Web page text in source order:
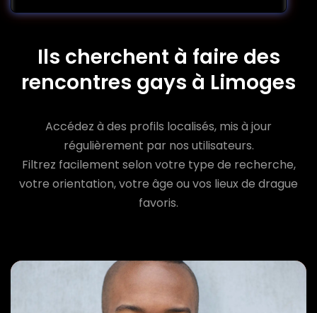
Ils cherchent à faire des
rencontres gays à Limoges
Accédez à des profils localisés, mis à jour
régulièrement par nos utilisateurs.
Filtrez facilement selon votre type de recherche,
votre orientation, votre âge ou vos lieux de drague
favoris.